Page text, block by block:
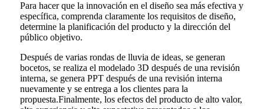
Para hacer que la innovación en el diseño sea más efectiva y
específica, comprenda claramente los requisitos de diseño,
determine la planificación del producto y la dirección del
público objetivo.
Después de varias rondas de lluvia de ideas, se generan
bocetos, se realiza el modelado 3D después de una revisión
interna, se genera PPT después de una revisión interna
nuevamente y se entrega a los clientes para la
propuesta.Finalmente, los efectos del producto de alto valor,